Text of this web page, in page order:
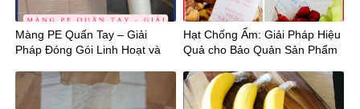
Màng PE Quấn Tay – Giải
Pháp Đóng Gói Linh Hoạt và
Hạt Chống Ẩm: Giải Pháp Hiệu
Quả cho Bảo Quản Sản Phẩm